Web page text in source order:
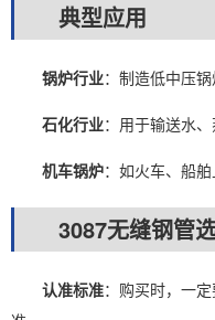
典型应用
锅炉行业：制造低中压
石化行业：用于输送水、
机车锅炉：如火车、船舶
3087无缝钢管选
认准标准：购买时，一